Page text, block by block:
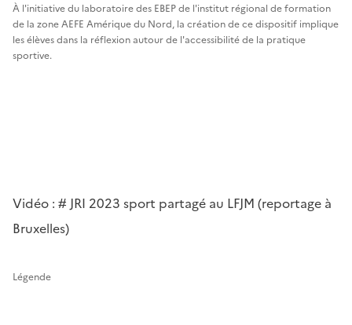
À l'initiative du laboratoire des EBEP de l'institut régional de formation
de la zone AEFE Amérique du Nord, la création de ce dispositif implique
les élèves dans la réflexion autour de l'accessibilité de la pratique
sportive.
Vidéo : # JRI 2023 sport partagé au LFJM (reportage à
Bruxelles)
Légende